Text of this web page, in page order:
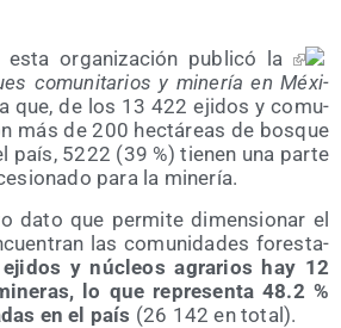
orga­ni­za­ción publi­có la
comu­ni­ta­rios y mine­ría en Méxi­
que, de los 13 422 eji­dos y comu­
más de 200 hec­tá­reas de bos­que
país, 5222 (39 %) tie­nen una par­te
para la minería.
dato que per­mi­te dimen­sio­nar el
las comu­ni­da­des fores­ta­
y núcleos agra­rios hay 12
lo que repre­sen­ta 48.2 %
en el país (26 142 en total).